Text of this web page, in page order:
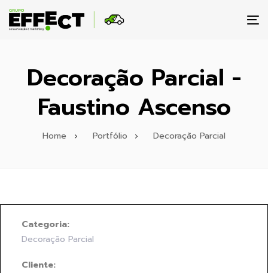
Decoração Parcial -
Faustino Ascenso
Home Portfólio Decoração Parcial
Categoria:
Decoração Parcial
Cliente: